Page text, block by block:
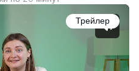
Трейлер